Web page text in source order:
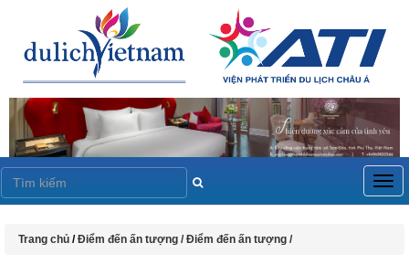
Trang chủ /Điểm đến ấn tượng /Điểm đến ấn tượng /